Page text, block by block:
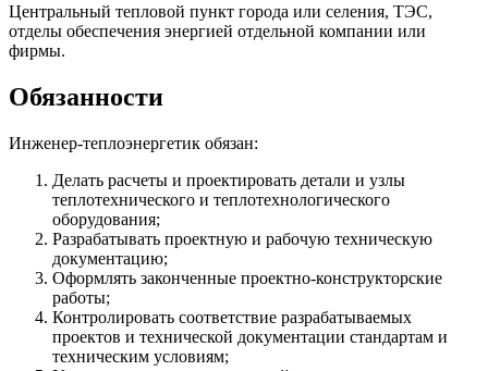
Центральный тепловой пункт города или селения, ТЭС,
отделы обеспечения энергией отдельной компании или
фирмы.
Обязанности
Инженер-теплоэнергетик обязан:
Делать расчеты и проектировать детали и узлы
теплотехнического и теплотехнологического
оборудования;
Разрабатывать проектную и рабочую техническую
документацию;
Оформлять законченные проектно-конструкторские
работы;
Контролировать соответствие разрабатываемых
проектов и технической документации стандартам и
техническим условиям;